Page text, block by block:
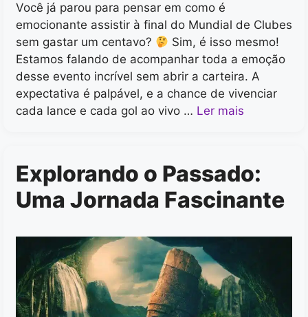
Você já parou para pensar em como é
emocionante assistir à final do Mundial de Clubes
sem gastar um centavo?
Sim, é isso mesmo!
Estamos falando de acompanhar toda a emoção
desse evento incrível sem abrir a carteira. A
expectativa é palpável, e a chance de vivenciar
cada lance e cada gol ao vivo … Ler mais
Explorando o Passado:
Uma Jornada Fascinante